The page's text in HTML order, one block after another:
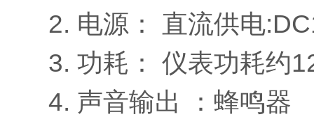
2. 电源： 直流供电
3. 功耗： 仪表功耗约
4. 声音输出 ：蜂鸣器